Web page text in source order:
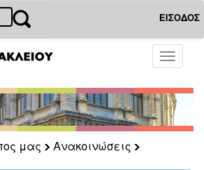
ΕΙΣΟΔΟΣ
Toggle
μας
Ανακοινώσεις